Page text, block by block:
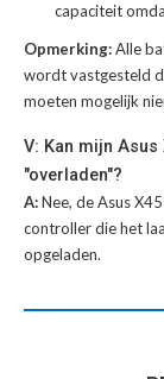
capaciteit
Opmerking:Alle
wordt vastgesteld
moeten mogelijk
V: Kan mijn Asus
"overladen"?
A:Nee, de Asus
controller die het
opgeladen.